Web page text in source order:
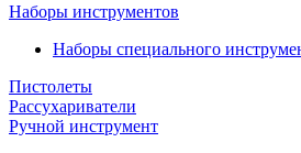
Наборы инструментов
Наборы специального
Пистолеты
Рассухариватели
Ручной инструмент